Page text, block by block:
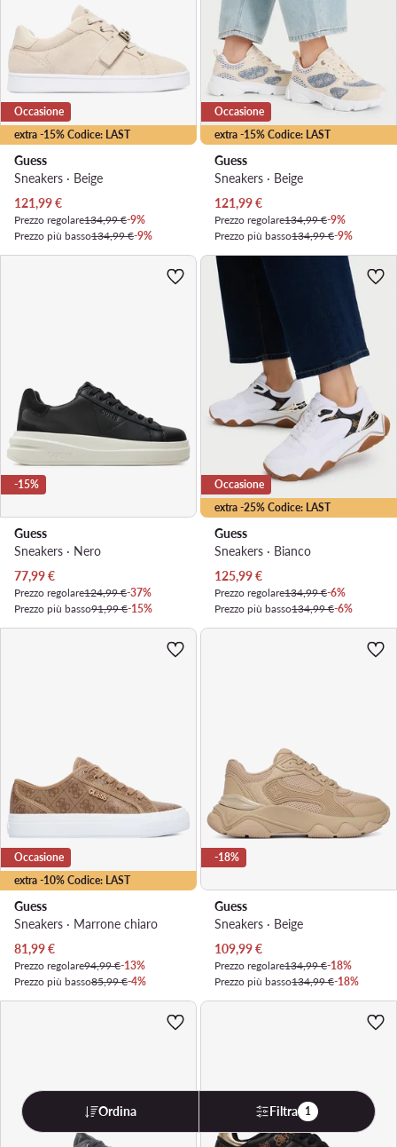
extra -15% Codice: LAST
Occasione
Guess
Sneakers · Beige
Prezzo attuale
121,99€
Prezzo regolare134,99 €-9%
Prezzo più basso134,99 €-9%
extra -15% Codice: LAST
Occasione
Guess
Sneakers · Beige
Prezzo attuale
121,99€
Prezzo regolare134,99 €-9%
Prezzo più basso134,99 €-9%
-15%
Guess
Sneakers · Nero
Prezzo attuale
77,99€
Prezzo regolare124,99 €-37%
Prezzo più basso91,99 €-15%
extra -25% Codice: LAST
Occasione
Guess
Sneakers · Bianco
Prezzo attuale
125,99€
Prezzo regolare134,99 €-6%
Prezzo più basso134,99 €-6%
extra -10% Codice: LAST
Occasione
Guess
Sneakers · Marrone chiaro
Prezzo attuale
81,99€
Prezzo regolare94,99 €-13%
Prezzo più basso85,99 €-4%
-18%
Guess
Sneakers · Beige
Prezzo attuale
109,99€
Prezzo regolare134,99 €-18%
Prezzo più basso134,99 €-18%
Ordina Filtra 1